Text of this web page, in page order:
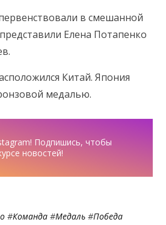
в смешанной
Елена Потапенко
Китай. Япония
медалью.
Подпишись, чтобы
новостей!
#Команда #Медаль #Победа